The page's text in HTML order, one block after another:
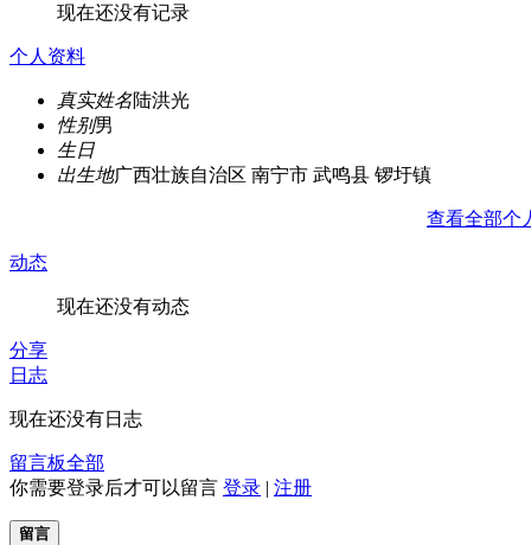
现在还没有记录
个人资料
真实姓名陆洪光
性别男
生日
出生地广西壮族自治区 南宁市 武鸣县 锣圩镇
查看全部个
动态
现在还没有动态
分享
日志
现在还没有日志
留言板全部
你需要登录后才可以留言 登录 | 注册
留言